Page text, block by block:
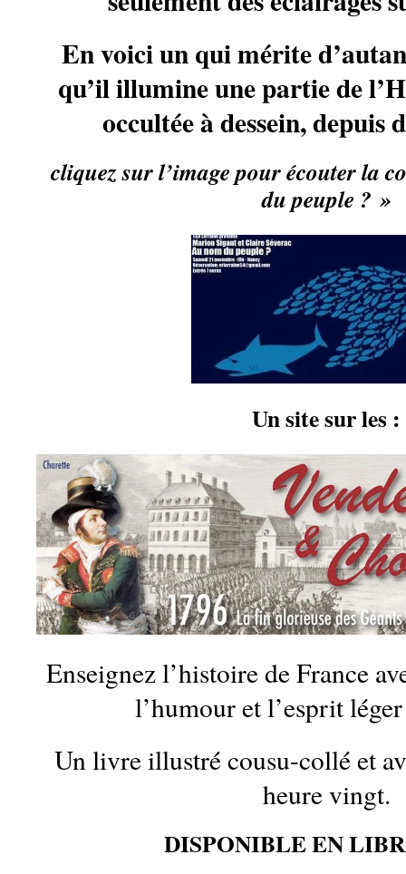
En voici un qui mérite
qu’il illumine une partie de
occultée à dessein, depuis
cliquez sur l’image pour écouter la
du peuple ? »
Un site sur les :
Enseignez l’histoire de France
l’humour et l’esprit
Un livre illustré cousu-collé et
heure vingt.
DISPONIBLE EN